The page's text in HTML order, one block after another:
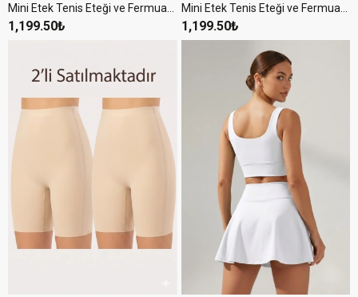
Mini Etek Tenis Eteği ve Fermuarlı
Büstiyer Crop Takım
1,199.50₺
Mini Etek Tenis Eteği ve Fermuarlı
Büstiyer Crop Takım
1,199.50₺